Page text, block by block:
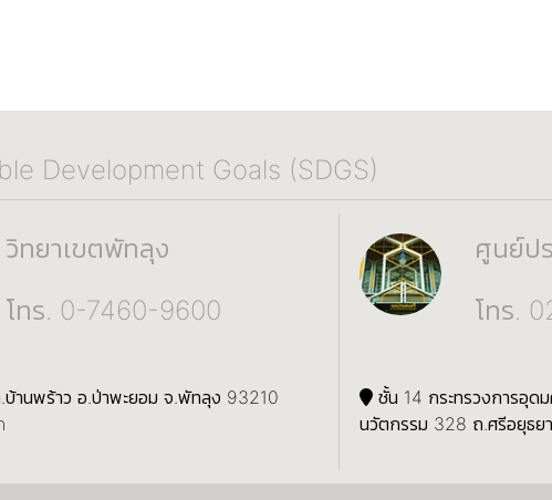
Development Goals (SDGS)
วิทยาเขตพัทลุง
โทร. 0-7460-9600
านพร้าว อ.ป่าพะยอม จ.พัทลุง 93210
ศูนย์ป
โทร.
ชั้น 14 กระทรวงการอุด
นวัตกรรม 328 ถ.ศรีอยุธย